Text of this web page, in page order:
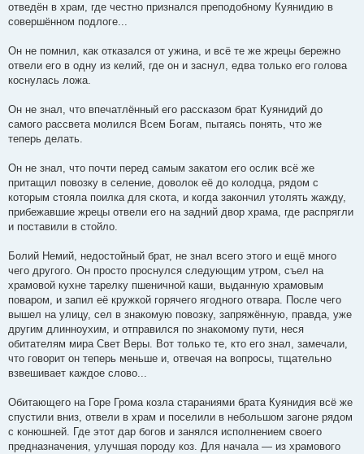
отведён в храм, где честно признался преподобному Куянидию в
совершённом подлоге...
Он не помнил, как отказался от ужина, и всё те же жрецы бережно
отвели его в одну из келий, где он и заснул, едва только его голова
коснулась ложа.
Он не знал, что впечатлённый его рассказом брат Куянидий до
самого рассвета молился Всем Богам, пытаясь понять, что же
теперь делать.
Он не знал, что почти перед самым закатом его ослик всё же
притащил повозку в селение, доволок её до колодца, рядом с
которым стояла поилка для скота, и когда закончил утолять жажду,
прибежавшие жрецы отвели его на задний двор храма, где распрягли
и поставили в стойло.
Болий Немий, недостойный брат, не знал всего этого и ещё много
чего другого. Он просто проснулся следующим утром, съел на
храмовой кухне тарелку пшеничной каши, выданную храмовым
поваром, и запил её кружкой горячего ягодного отвара. После чего
вышел на улицу, сел в знакомую повозку, запряжённую, правда, уже
другим длинноухим, и отправился по знакомому пути, неся
обитателям мира Свет Веры. Вот только те, кто его знал, замечали,
что говорит он теперь меньше и, отвечая на вопросы, тщательно
взвешивает каждое слово...
Обитающего на Горе Грома козла стараниями брата Куянидия всё же
спустили вниз, отвели в храм и поселили в небольшом загоне рядом
с конюшней. Где этот дар богов и занялся исполнением своего
предназначения, улучшая породу коз. Для начала — из храмового